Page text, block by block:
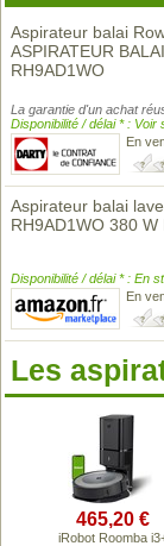
Aspirateur balai
ASPIRATEUR
RH9AD1WO
La garantie d'un achat
Disponibilité / délai * : Voir
En
Aspirateur balai
RH9AD1WO 380 W
Disponibilité / délai * : En
En
Les
465,20 €
iRobot Roomba